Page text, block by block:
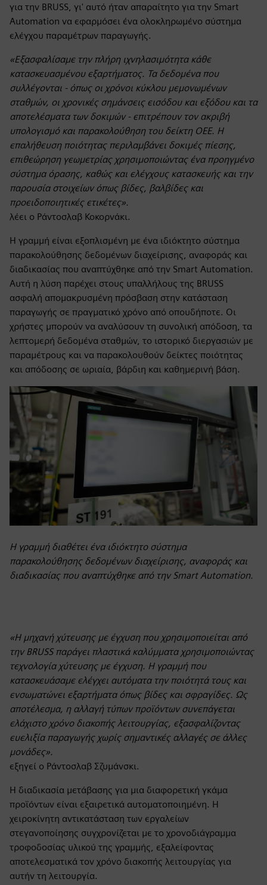
για την BRUSS, γι' αυτό ήταν απαραίτητο για την Smart
Automation να εφαρμόσει ένα ολοκληρωμένο σύστημα
ελέγχου παραμέτρων παραγωγής.
«Εξασφαλίσαμε την πλήρη ιχνηλασιμότητα κάθε
κατασκευασμένου εξαρτήματος. Τα δεδομένα που
συλλέγονται - όπως οι χρόνοι κύκλου μεμονωμένων
σταθμών, οι χρονικές σημάνσεις εισόδου και εξόδου και τα
αποτελέσματα των δοκιμών - επιτρέπουν τον ακριβή
υπολογισμό και παρακολούθηση του δείκτη OEE. Η
επαλήθευση ποιότητας περιλαμβάνει δοκιμές πίεσης,
επιθεώρηση γεωμετρίας χρησιμοποιώντας ένα προηγμένο
σύστημα όρασης, καθώς και ελέγχους κατασκευής και την
παρουσία στοιχείων όπως βίδες, βαλβίδες και
προειδοποιητικές ετικέτες».
λέει ο Ράντοσλαβ Κοκορνάκι.
Η γραμμή είναι εξοπλισμένη με ένα ιδιόκτητο σύστημα
παρακολούθησης δεδομένων διαχείρισης, αναφοράς και
διαδικασίας που αναπτύχθηκε από την Smart Automation.
Αυτή η λύση παρέχει στους υπαλλήλους της BRUSS
ασφαλή απομακρυσμένη πρόσβαση στην κατάσταση
παραγωγής σε πραγματικό χρόνο από οπουδήποτε. Οι
χρήστες μπορούν να αναλύσουν τη συνολική απόδοση, τα
λεπτομερή δεδομένα σταθμών, το ιστορικό διεργασιών με
παραμέτρους και να παρακολουθούν δείκτες ποιότητας
και απόδοσης σε ωριαία, βάρδιη και καθημερινή βάση.
Η γραμμή διαθέτει ένα ιδιόκτητο σύστημα
παρακολούθησης δεδομένων διαχείρισης, αναφοράς και
διαδικασίας που αναπτύχθηκε από την Smart Automation.
«Η μηχανή χύτευσης με έγχυση που χρησιμοποιείται από
την BRUSS παράγει πλαστικά καλύμματα χρησιμοποιώντας
τεχνολογία χύτευσης με έγχυση. Η γραμμή που
κατασκευάσαμε ελέγχει αυτόματα την ποιότητά τους και
ενσωματώνει εξαρτήματα όπως βίδες και σφραγίδες. Ως
αποτέλεσμα, η αλλαγή τύπων προϊόντων συνεπάγεται
ελάχιστο χρόνο διακοπής λειτουργίας, εξασφαλίζοντας
ευελιξία παραγωγής χωρίς σημαντικές αλλαγές σε άλλες
μονάδες».
εξηγεί ο Ράντοσλαβ Σζυμάνσκι.
Η διαδικασία μετάβασης για μια διαφορετική γκάμα
προϊόντων είναι εξαιρετικά αυτοματοποιημένη. Η
χειροκίνητη αντικατάσταση των εργαλείων
στεγανοποίησης συγχρονίζεται με το χρονοδιάγραμμα
τροφοδοσίας υλικού της γραμμής, εξαλείφοντας
αποτελεσματικά τον χρόνο διακοπής λειτουργίας για
αυτήν τη λειτουργία.